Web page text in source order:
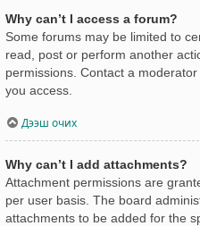
Why can’t I access a forum?
Some forums may be limited to
read, post or perform another
permissions. Contact a
you access.
Дээш очих
Why can’t I add attachments?
Attachment permissions are
per user basis. The board
attachments to be added for the